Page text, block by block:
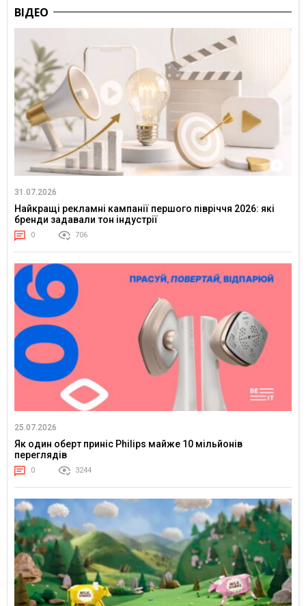
ВІДЕО
31.07.2026
Найкращі рекламні кампанії першого півріччя 2026: які
бренди задавали тон індустрії
0 706
25.07.2026
Як один оберт приніс Philips майже 10 мільйонів
переглядів
0 3244